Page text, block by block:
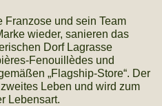
Franzose und sein Team
wieder, sanieren das
Dorf Lagrasse
Fenouillèdes und
„Flagship-Store“. Der
Leben und wird zum
Lebensart.